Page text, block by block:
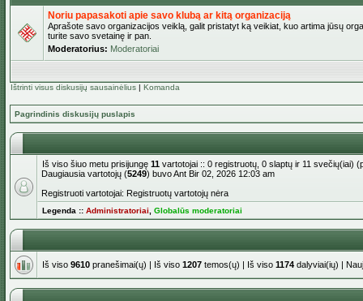
Noriu papasakoti apie savo klubą ar kitą organizaciją
Aprašote savo organizacijos veiklą, galit pristatyt ką veikiat, kuo artima jūsų
turite savo svetainę ir pan.
Moderatorius: Moderatoriai
Ištrinti visus diskusijų sausainėlius | Komanda
Pagrindinis diskusijų puslapis
Iš viso šiuo metu prisijungę 11 vartotojai :: 0 registruotų, 0 slaptų ir 11 svečių(iai)
Daugiausia vartotojų (5249) buvo Ant Bir 02, 2026 12:03 am
Registruoti vartotojai: Registruotų vartotojų nėra
Legenda :: Administratoriai Globalūs moderatoriai
Iš viso 9610 pranešimai(ų) | Iš viso 1207 temos(ų) | Iš viso 1174 dalyviai(ių) |